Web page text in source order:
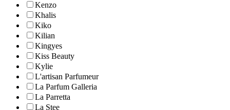
Kenzo
Khalis
Kiko
Kilian
Kingyes
Kiss Beauty
Kylie
L'artisan Parfumeur
La Parfum Galleria
La Parretta
La Stee